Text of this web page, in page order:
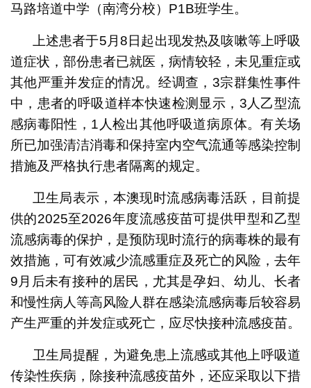
马路培道中学（南湾分校）P1B班学生。
上述患者于5月8日起出现发热及咳嗽等上呼吸
道症状，部份患者已就医，病情较轻，未见重症或
其他严重并发症的情况。经调查，3宗群集性事件
中，患者的呼吸道样本快速检测显示，3人乙型流
感病毒阳性，1人检出其他呼吸道病原体。有关场
所已加强清洁消毒和保持室内空气流通等感染控制
措施及严格执行患者隔离的规定。
卫生局表示，本澳现时流感病毒活跃，目前提
供的2025至2026年度流感疫苗可提供甲型和乙型
流感病毒的保护，是预防现时流行的病毒株的最有
效措施，可有效减少流感重症及死亡的风险，去年
9月后未有接种的居民，尤其是孕妇、幼儿、长者
和慢性病人等高风险人群在感染流感病毒后较容易
产生严重的并发症或死亡，应尽快接种流感疫苗。
卫生局提醒，为避免患上流感或其他上呼吸道
传染性疾病，除接种流感疫苗外，还应采取以下措